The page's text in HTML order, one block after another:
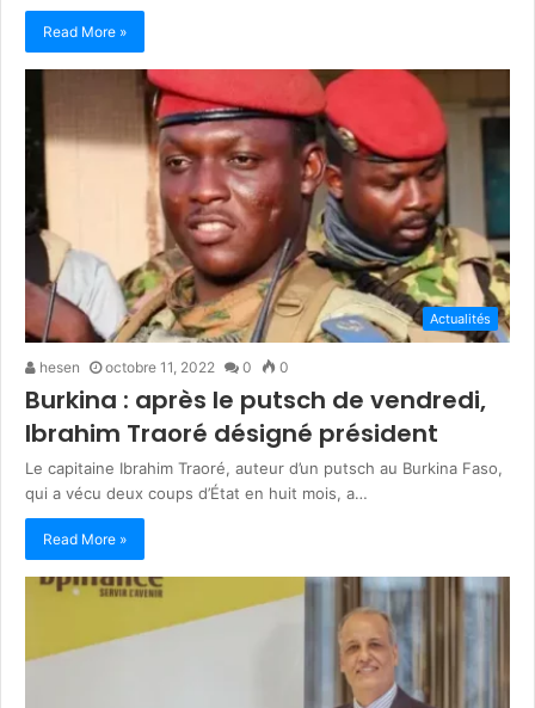
Read More »
Actualités
hesen octobre 11, 2022 0 0
Burkina : après le putsch de vendredi,
Ibrahim Traoré désigné président
Le capitaine Ibrahim Traoré, auteur d’un putsch au Burkina Faso,
qui a vécu deux coups d’État en huit mois, a…
Read More »